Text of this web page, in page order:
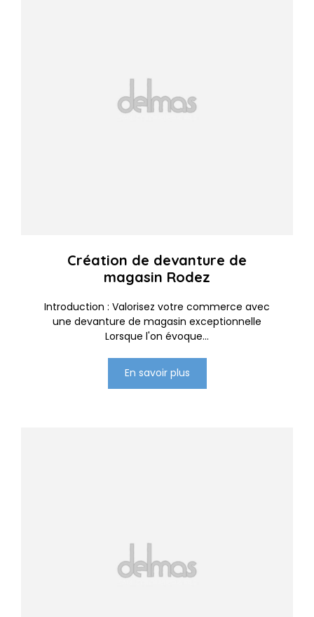
Création de devanture de
magasin Rodez
Introduction : Valorisez votre commerce avec
une devanture de magasin exceptionnelle
Lorsque l'on évoque...
En savoir plus